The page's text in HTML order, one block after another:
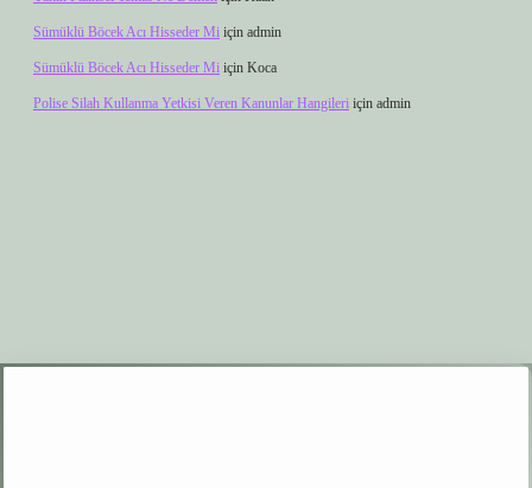
Sümüklü Böcek Acı Hisseder Mi için admin
Sümüklü Böcek Acı Hisseder Mi için Koca
Polise Silah Kullanma Yetkisi Veren Kanunlar Hangileri için admin
elexbet giriş